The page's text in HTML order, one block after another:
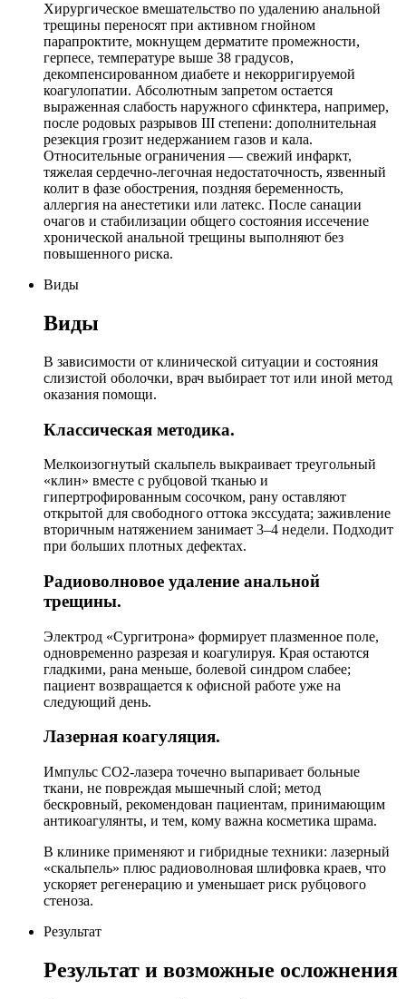
Хирургическое вмешательство по удалению анальной
трещины переносят при активном гнойном
парапроктите, мокнущем дерматите промежности,
герпесе, температуре выше 38 градусов,
декомпенсированном диабете и некорригируемой
коагулопатии. Абсолютным запретом остается
выраженная слабость наружного сфинктера, например,
после родовых разрывов III степени: дополнительная
резекция грозит недержанием газов и кала.
Относительные ограничения — свежий инфаркт,
тяжелая сердечно-легочная недостаточность, язвенный
колит в фазе обострения, поздняя беременность,
аллергия на анестетики или латекс. После санации
очагов и стабилизации общего состояния иссечение
хронической анальной трещины выполняют без
повышенного риска.
Виды
Виды
В зависимости от клинической ситуации и состояния
слизистой оболочки, врач выбирает тот или иной метод
оказания помощи.
Классическая методика.
Мелкоизогнутый скальпель выкраивает треугольный
«клин» вместе с рубцовой тканью и
гипертрофированным сосочком, рану оставляют
открытой для свободного оттока экссудата; заживление
вторичным натяжением занимает 3–4 недели. Подходит
при больших плотных дефектах.
Радиоволновое удаление анальной
трещины.
Электрод «Сургитрона» формирует плазменное поле,
одновременно разрезая и коагулируя. Края остаются
гладкими, рана меньше, болевой синдром слабее;
пациент возвращается к офисной работе уже на
следующий день.
Лазерная коагуляция.
Импульс СО2-лазера точечно выпаривает больные
ткани, не повреждая мышечный слой; метод
бескровный, рекомендован пациентам, принимающим
антикоагулянты, и тем, кому важна косметика шрама.
В клинике применяют и гибридные техники: лазерный
«скальпель» плюс радиоволновая шлифовка краев, что
ускоряет регенерацию и уменьшает риск рубцового
стеноза.
Результат
Результат и возможные осложнения